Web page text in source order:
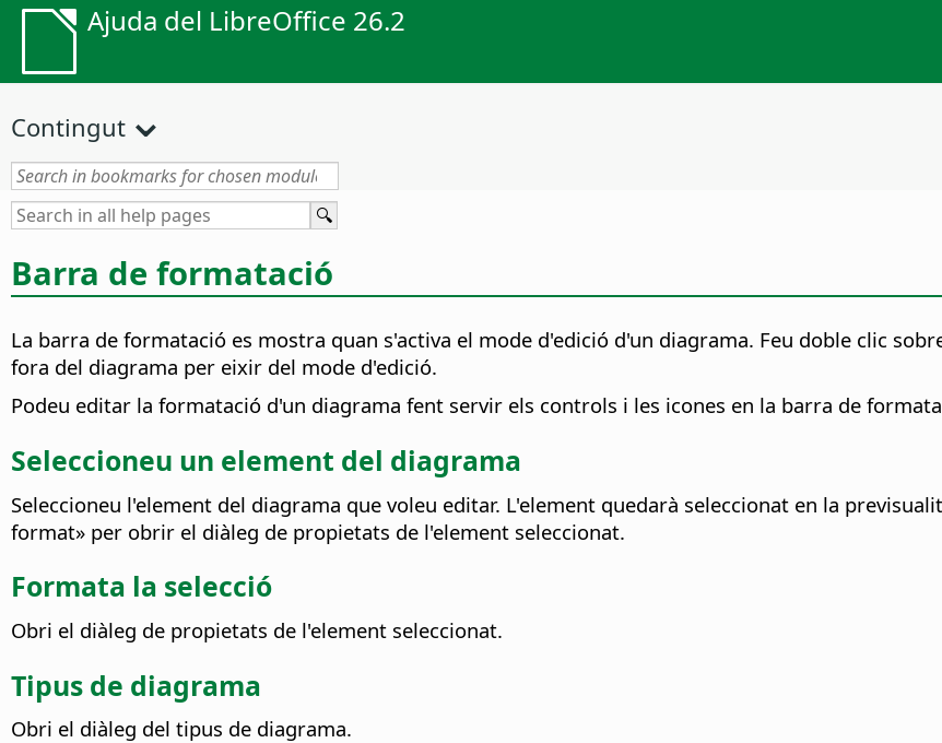
Ajuda del LibreOffice 26.2
Contingut
Barra de formatació
La barra de formatació es mostra quan s'activa el mode d'edició d'un diagrama. Feu doble clic
fora del diagrama per eixir del mode d'edició.
Podeu editar la formatació d'un diagrama fent servir els controls i les icones en la barra de
Seleccioneu un element del diagrama
Seleccioneu l'element del diagrama que voleu editar. L'element quedarà seleccionat en la
format» per obrir el diàleg de propietats de l'element seleccionat.
Formata la selecció
Obri el diàleg de propietats de l'element seleccionat.
Tipus de diagrama
Obri el diàleg del tipus de diagrama.